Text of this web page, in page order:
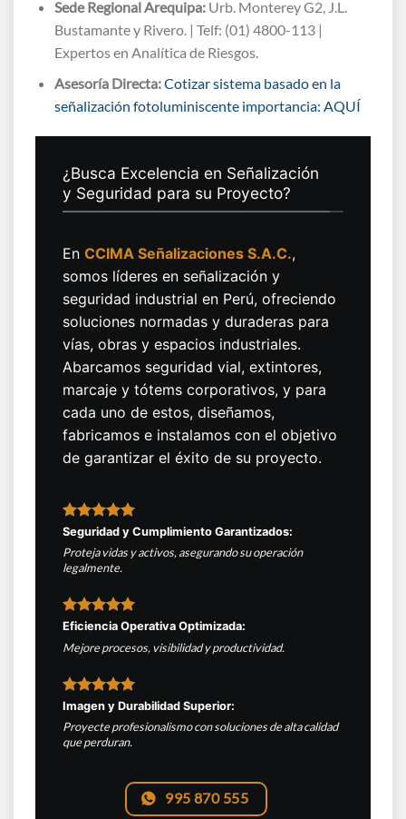
Sede Regional Arequipa:Urb. Monterey G2, J.L.
Bustamante y Rivero. | Telf: (01) 4800-113 |
Expertos en Analítica de Riesgos.
Asesoría Directa:Cotizar sistema basado en la
señalización fotoluminiscente importancia: AQUÍ
¿Busca Excelencia en Señalización
y Seguridad para su Proyecto?
En CCIMA Señalizaciones S.A.C.,
somos líderes en señalización y
seguridad industrial en Perú, ofreciendo
soluciones normadas y duraderas para
vías, obras y espacios industriales.
Abarcamos seguridad vial, extintores,
marcaje y tótems corporativos, y para
cada uno de estos, diseñamos,
fabricamos e instalamos con el objetivo
de garantizar el éxito de su proyecto.
Seguridad y Cumplimiento Garantizados:
Proteja vidas y activos, asegurando su operación
legalmente.
Eficiencia Operativa Optimizada:
Mejore procesos, visibilidad y productividad.
Imagen y Durabilidad Superior:
Proyecte profesionalismo con soluciones de alta calidad
que perduran.
995 870 555